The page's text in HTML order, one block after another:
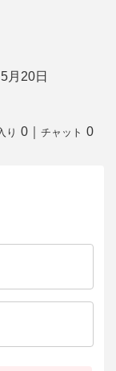
月20日
り 0 チャット 0